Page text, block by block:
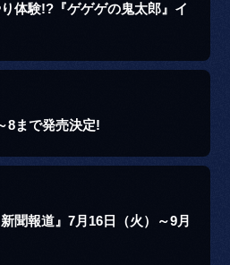
体験!?『ゲゲゲの鬼太郎』イ
8まで発売決定!
聞報道』7月16日（火）～9月